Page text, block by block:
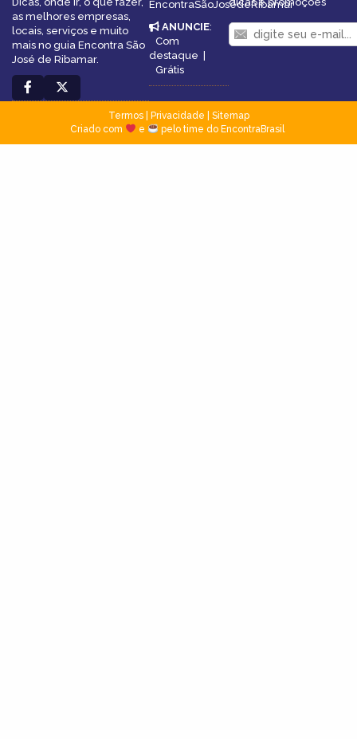
as melhores empresas,
locais, serviços e muito
mais no guia Encontra São
José de Ribamar.
EncontraSãoJosédeRibamar
ANUNCIE:
Com
destaque
Grátis
Termos| Privacidade
Sitemap
Criado com
e pelo time do EncontraBrasil